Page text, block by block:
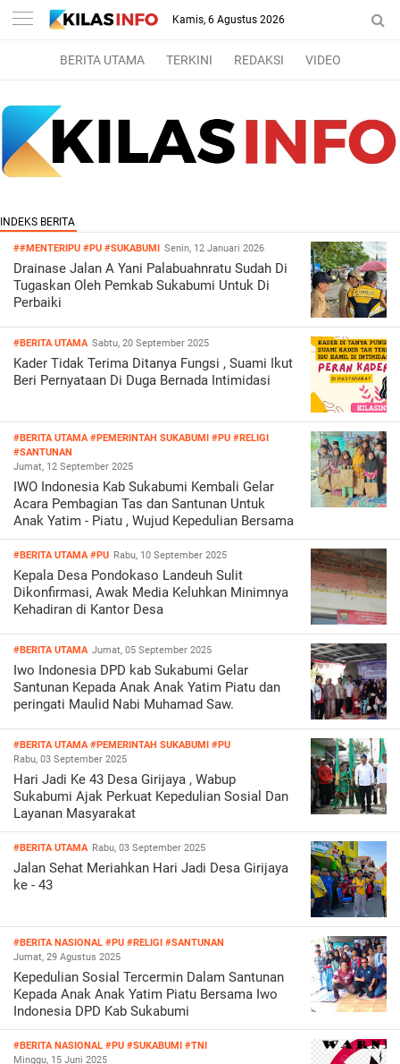
Kamis, 6 Agustus 2026
BERITA UTAMA TERKINI REDAKSI VIDEO
##MENTERIPU #PU #SUKABUMI Senin, 12 Januari 2026
Drainase Jalan A Yani Palabuahnratu Sudah Di
Tugaskan Oleh Pemkab Sukabumi Untuk Di
Perbaiki
#BERITA UTAMA Sabtu, 20 September 2025
Kader Tidak Terima Ditanya Fungsi , Suami Ikut
Beri Pernyataan Di Duga Bernada Intimidasi
#BERITA UTAMA #PEMERINTAH SUKABUMI #PU #RELIGI
#SANTUNAN
Jumat, 12 September 2025
IWO Indonesia Kab Sukabumi Kembali Gelar
Acara Pembagian Tas dan Santunan Untuk
Anak Yatim - Piatu , Wujud Kepedulian Bersama
#BERITA UTAMA #PU Rabu, 10 September 2025
Kepala Desa Pondokaso Landeuh Sulit
Dikonfirmasi, Awak Media Keluhkan Minimnya
Kehadiran di Kantor Desa
#BERITA UTAMA Jumat, 05 September 2025
Iwo Indonesia DPD kab Sukabumi Gelar
Santunan Kepada Anak Anak Yatim Piatu dan
peringati Maulid Nabi Muhamad Saw.
#BERITA UTAMA #PEMERINTAH SUKABUMI #PU
Rabu, 03 September 2025
Hari Jadi Ke 43 Desa Girijaya , Wabup
Sukabumi Ajak Perkuat Kepedulian Sosial Dan
Layanan Masyarakat
#BERITA UTAMA Rabu, 03 September 2025
Jalan Sehat Meriahkan Hari Jadi Desa Girijaya
ke - 43
#BERITA NASIONAL #PU #RELIGI #SANTUNAN
Jumat, 29 Agustus 2025
Kepedulian Sosial Tercermin Dalam Santunan
Kepada Anak Anak Yatim Piatu Bersama Iwo
Indonesia DPD Kab Sukabumi
#BERITA NASIONAL #PU #SUKABUMI #TNI
Minggu, 15 Juni 2025